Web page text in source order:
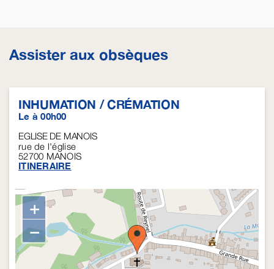
Assister aux obsèques
INHUMATION / CRÉMATION
Le à 00h00
EGLISE DE MANOIS
rue de l'église
52700 MANOIS
ITINERAIRE
+
−